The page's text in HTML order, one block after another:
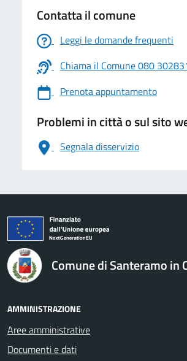
Contatta il comune
Leggi le domande frequenti
Chiama il Comune 080
Prenota appuntamento
Problemi in città o sul sito
Segnala disservizio
logo Unione Europea
Comune di Santeramo in
AMMINISTRAZIONE
Aree amministrative
Documenti e dati